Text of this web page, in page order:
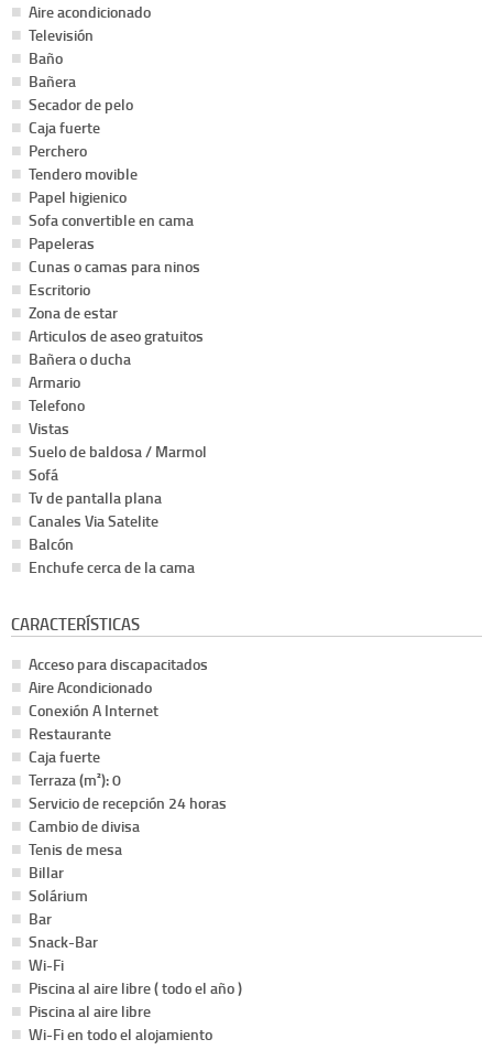
Aire acondicionado
Televisión
Baño
Bañera
Secador de pelo
Caja fuerte
Perchero
Tendero movible
Papel higienico
Sofa convertible en cama
Papeleras
Cunas o camas para ninos
Escritorio
Zona de estar
Articulos de aseo gratuitos
Bañera o ducha
Armario
Telefono
Vistas
Suelo de baldosa / Marmol
Sofá
Tv de pantalla plana
Canales Via Satelite
Balcón
Enchufe cerca de la cama
CARACTERÍSTICAS
Acceso para discapacitados
Aire Acondicionado
Conexión A Internet
Restaurante
Caja fuerte
Terraza (m²): 0
Servicio de recepción 24 horas
Cambio de divisa
Tenis de mesa
Billar
Solárium
Bar
Snack-Bar
Wi-Fi
Piscina al aire libre ( todo el año )
Piscina al aire libre
Wi-Fi en todo el alojamiento